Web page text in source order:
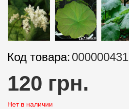
Код товара: 000000431
120 грн.
Нет в наличии